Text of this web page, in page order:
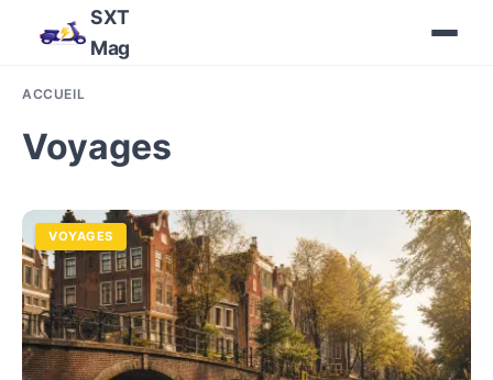
SXT
Mag
ACCUEIL
Voyages
VOYAGES